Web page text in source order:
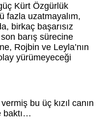
Kürt Özgürlük
fazla uzatmayalım,
birkaç başarısız
barış sürecine
Rojbin ve Leyla’nın
yürümeyeceği
bu üç kızıl canın
baktı…